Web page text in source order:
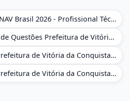
Apostila NAV Brasil 2026 - Profissional Técnico de Navegação Aérea - Operador de Torre de Controle
Caderno de Questões Prefeitura de Vitória da Conquista em PDF - BA - Conhecimentos Gerais - 450 Questões Gabaritadas
Combo Prefeitura de Vitória da Conquista - BA 2026 - Monitor Escolar (Suporte às Crianças com Deficiência)
Combo Prefeitura de Vitória da Conquista - BA 2026 - Pedagogo - Zona Urbana e/ou Rural